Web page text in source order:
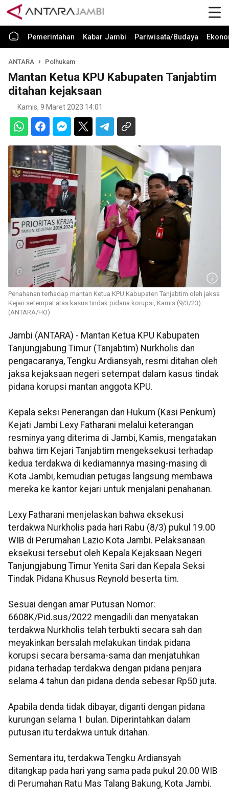
Pemerintahan Kabar Jambi Pariwisata/Budaya
ANTARA Polhukam
Mantan Ketua KPU Kabupaten Tanjabtim
ditahan kejaksaan
Kamis, 9 Maret 2023 14:01
Penahanan terhadap mantan Ketua KPU Kabupaten Tanjabtim oleh jaksa
Kejari setempat atas kasus tindak pidana korupsi, Kamis (9/3/23).
(ANTARA/HO)
Jambi (ANTARA) - Mantan Ketua KPU Kabupaten
Tanjungjabung Timur (Tanjabtim) Nurkholis dan
pengacaranya, Tengku Ardiansyah, resmi ditahan oleh
jaksa kejaksaan negeri setempat dalam kasus tindak
pidana korupsi mantan anggota KPU.
Kepala seksi Penerangan dan Hukum (Kasi Penkum)
Kejati Jambi Lexy Fatharani melalui keterangan
resminya yang diterima di Jambi, Kamis, mengatakan
bahwa tim Kejari Tanjabtim mengeksekusi terhadap
kedua terdakwa di kediamannya masing-masing di
Kota Jambi, kemudian petugas langsung membawa
mereka ke kantor kejari untuk menjalani penahanan.
Lexy Fatharani menjelaskan bahwa eksekusi
terdakwa Nurkholis pada hari Rabu (8/3) pukul 19.00
WIB di Perumahan Lazio Kota Jambi. Pelaksanaan
eksekusi tersebut oleh Kepala Kejaksaan Negeri
Tanjungjabung Timur Yenita Sari dan Kepala Seksi
Tindak Pidana Khusus Reynold beserta tim.
Sesuai dengan amar Putusan Nomor:
6608K/Pid.sus/2022 mengadili dan menyatakan
terdakwa Nurkholis telah terbukti secara sah dan
meyakinkan bersalah melakukan tindak pidana
korupsi secara bersama-sama dan menjatuhkan
pidana terhadap terdakwa dengan pidana penjara
selama 4 tahun dan pidana denda sebesar Rp50 juta.
Apabila denda tidak dibayar, diganti dengan pidana
kurungan selama 1 bulan. Diperintahkan dalam
putusan itu terdakwa untuk ditahan.
Sementara itu, terdakwa Tengku Ardiansyah
ditangkap pada hari yang sama pada pukul 20.00 WIB
di Perumahan Ratu Mas Talang Bakung, Kota Jambi.